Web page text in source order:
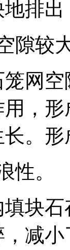
排
隙较
空
，
。
。
石
减